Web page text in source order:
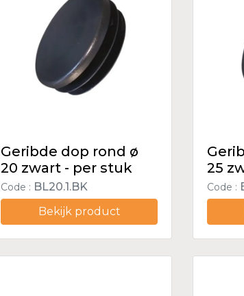
Geribde dop rond ø
20 zwart - per stuk
Code : BL20.1.BK
Bekijk product
25
Code :